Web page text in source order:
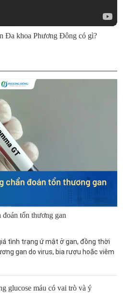
Đa khoa Phương Đông có gì?
tổn thương gan
tình trạng ứ mật ở gan, đồng thời
gan do virus, bia rượu hoặc viêm
glucose máu có vai trò và ý